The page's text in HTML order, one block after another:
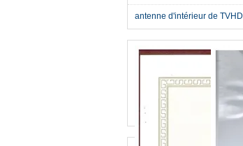
antenne d'intérieur de TVHD